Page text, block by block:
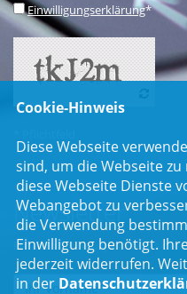
Einwilligungserklärung*
Newsletter
Erhalten Sie Neuigkeiten aus
Cookie-Hinweis
Diese Webseite
sind, um die Webseite
diese Webseite Dienste
Webangebot zu
die Verwendung
Einwilligung benötigt.
jederzeit widerrufen.
in der